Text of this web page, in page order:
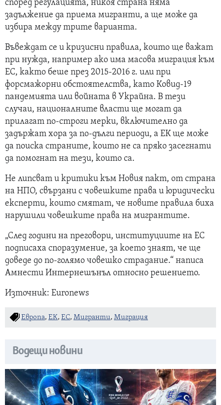
според регулацията, никоя страна няма
задължение да приема мигранти, а ще може да
избира между трите варианта.
Въвеждат се и кризисни правила, които ще важат
при нужда, например ако има масова миграция към
ЕС, както беше през 2015-2016 г. или при
форсмажорни обстоятелства, като Ковид-19
пандемията или войната в Украйна. В тези
случаи, националните власти ще могат да
прилагат по-строги мерки, включително да
задържат хора за по-дълги периоди, а ЕК ще може
да поиска страните, които не са пряко засегнати
да помогнат на тези, които са.
Не липсват и критики към Новия пакт, от страна
на НПО, свързани с човешките права и юридически
експерти, които смятат, че новите правила биха
нарушили човешките права на мигрантите.
„След години на преговори, институциите на ЕС
подписаха споразумение, за което знаят, че ще
доведе до по-голямо човешко страдание.“ написа
Амнести Интернешънъл относно решението.
Източник: Euronews
Европа, ЕК, ЕС, Мигранти, Миграция
Водещи новини